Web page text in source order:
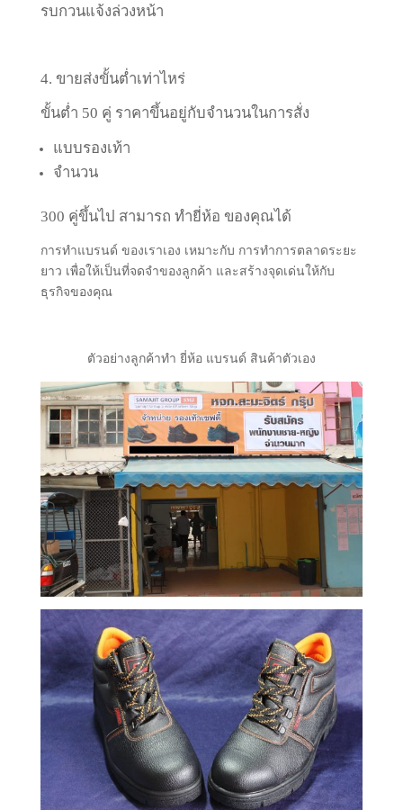
รบกวนแจ้งล่วงหน้า
4. ขายส่งขั้นต่ำเท่าไหร่
ขั้นต่ำ 50 คู่ ราคาขึ้นอยู่กับจำนวนในการสั่ง
แบบรองเท้า
จำนวน
300 คู่ขึ้นไป สามารถ ทำยี่ห้อ ของคุณได้
การทำแบรนด์ ของเราเอง เหมาะกับ การทำการตลาดระยะ
ยาว เพื่อให้เป็นที่จดจำของลูกค้า และสร้างจุดเด่นให้กับ
ธุรกิจของคุณ
ตัวอย่างลูกค้าทำ ยี่ห้อ แบรนด์ สินค้าตัวเอง